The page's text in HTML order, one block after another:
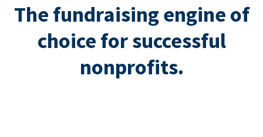
The fundraising engine of
choice for successful
nonprofits.